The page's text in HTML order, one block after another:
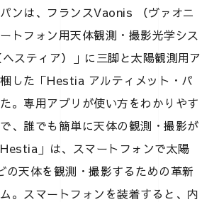
ンは、フランスVaonis （ヴァオニ
トフォン用天体観測・撮影光学シス
スティア）」に三脚と太陽観測用ア
した「Hestia アルティメット・パ
。専用アプリが使い方をわかりやす
、誰でも簡単に天体の観測・撮影が
」は、スマートフォンで太陽
の天体を観測・撮影するための革新
。スマートフォンを装着すると、内